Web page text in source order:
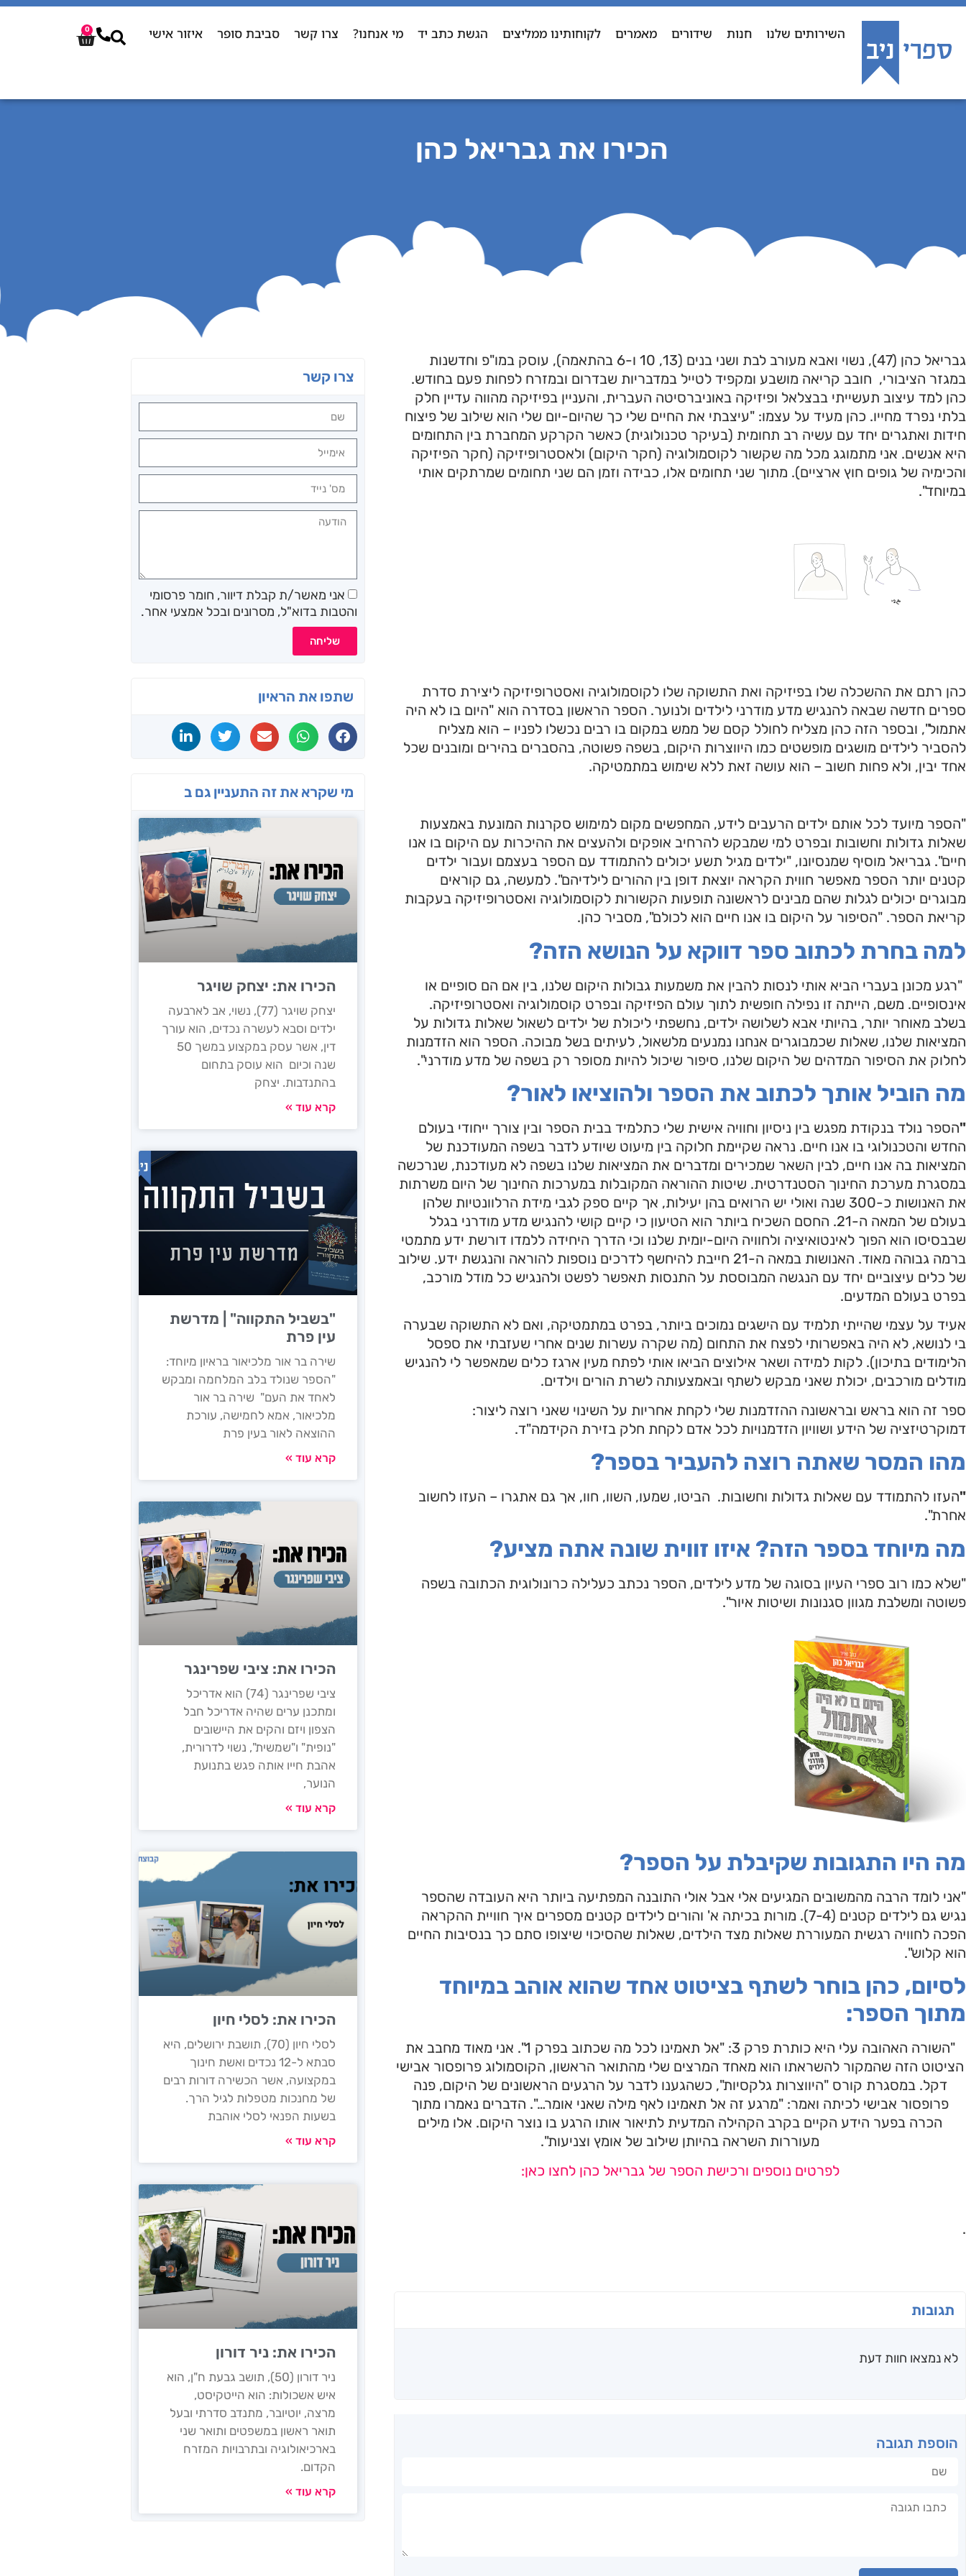
השירותים שלנו חנות שידורים מאמרים לקוחותינו ממליצים הגשת כתב יד מי אנחנו? צרו קשר סביבת סופר איזור אישי 0
הכירו את גבריאל כהן
גבריאל כהן (47), נשוי ואבא מעורב לבת ושני בנים (13, 10 ו-6 בהתאמה), עוסק במו"פ וחדשנות
במגזר הציבורי, חובב קריאה מושבע ומקפיד לטייל במדבריות שבדרום ובמזרח לפחות פעם בחודש.
כהן למד עיצוב תעשייתי בבצלאל ופיזיקה באוניברסיטה העברית, והעניין בפיזיקה מהווה עדיין חלק
בלתי נפרד מחייו. כהן מעיד על עצמו: "עיצבתי את החיים שלי כך שהיום-יום שלי הוא שילוב של פיצוח
חידות ואתגרים יחד עם עשיה רב תחומית (בעיקר טכנולוגית) כאשר הקרקע המחברת בין התחומים
היא אנשים. אני מתמוגג מכל מה שקשור לקוסמולוגיה (חקר היקום) ולאסטרופיזיקה (חקר הפיזיקה
והכימיה של גופים חוץ ארציים). מתוך שני תחומים אלו, כבידה וזמן הם שני תחומים שמרתקים אותי
במיוחד".
כהן רתם את ההשכלה שלו בפיזיקה ואת התשוקה שלו לקוסמולוגיה ואסטרופיזיקה ליצירת סדרת
ספרים חדשה שבאה להנגיש מדע מודרני לילדים ולנוער. הספר הראשון בסדרה הוא "היום בו לא היה
אתמול", ובספר הזה כהן מצליח לחולל קסם של ממש במקום בו רבים נכשלו לפניו – הוא מצליח
להסביר לילדים מושגים מופשטים כמו היווצרות היקום, בשפה פשוטה, בהסברים בהירים ומובנים שכל
אחד יבין, ולא פחות חשוב – הוא עושה זאת ללא שימוש במתמטיקה.
"הספר מיועד לכל אותם ילדים הרעבים לידע, המחפשים מקום למימוש סקרנות המונעת באמצעות
שאלות גדולות וחשובות ובפרט למי שמבקש להרחיב אופקים ולהעצים את ההיכרות עם היקום בו אנו
חיים". גבריאל מוסיף שמנסיונו, "ילדים מגיל תשע יכולים להתמודד עם הספר בעצמם ועבור ילדים
קטנים יותר הספר מאפשר חווית הקראה יוצאת דופן בין ההורים לילדיהם". למעשה, גם קוראים
מבוגרים יכולים לגלות שהם מבינים לראשונה תופעות הקשורות לקוסמולוגיה ואסטרופיזיקה בעקבות
קריאת הספר. "הסיפור על היקום בו אנו חיים הוא לכולם", מסביר כהן.
למה בחרת לכתוב ספר דווקא על הנושא הזה?
"רגע מכונן בעברי הביא אותי לנסות להבין את משמעות גבולות היקום שלנו, בין אם הם סופיים או
אינסופיים. משם, הייתה זו נפילה חופשית לתוך עולם הפיזיקה ובפרט קוסמולוגיה ואסטרופיזיקה.
בשלב מאוחר יותר, בהיותי אבא לשלושה ילדים, נחשפתי ליכולת של ילדים לשאול שאלות גדולות על
המציאות שלנו, שאלות שכמבוגרים אנחנו נמנעים מלשאול, לעיתים בשל מבוכה. הספר הוא הזדמנות
לחלוק את הסיפור המדהים של היקום שלנו, סיפור שיכול להיות מסופר רק בשפה של מדע מודרני".
מה הוביל אותך לכתוב את הספר ולהוציאו לאור?
"הספר נולד בנקודת מפגש בין ניסיון וחוויה אישית שלי כתלמיד בבית הספר ובין צורך ייחודי בעולם
החדש והטכנולוגי בו אנו חיים. נראה שקיימת חלוקה בין מיעוט שיודע לדבר בשפה המעודכנת של
המציאות בה אנו חיים, לבין השאר שמכירים ומדברים את המציאות שלנו בשפה לא מעודכנת, שנרכשה
במסגרת מערכת החינוך הסטנדרטית. שיטות ההוראה המקובלות במערכות החינוך של היום משרתות
את האנושות כ-300 שנה ואולי יש הרואים בהן יעילות, אך קיים ספק לגבי מידת הרלוונטיות שלהן
בעולם של המאה ה-21. החסם השכיח ביותר הוא הטיעון כי קיים קושי להנגיש מדע מודרני בגלל
שבבסיסו הוא הפוך לאינטואיציה ולחוויה היום-יומית שלנו וכי הדרך היחידה ללמדו דורשת ידע מתמטי
ברמה גבוהה מאוד. האנושות במאה ה-21 חייבת להיחשף לדרכים נוספות להוראה והנגשת ידע. שילוב
של כלים עיצוביים יחד עם הנגשה המבוססת על התנסות תאפשר לפשט ולהנגיש כל מודל מורכב,
בפרט בעולם המדעים.
אעיד על עצמי שהייתי תלמיד עם הישגים נמוכים ביותר, בפרט במתמטיקה, ואם לא התשוקה שבערה
בי לנושא, לא היה באפשרותי לפצח את התחום (מה שקרה עשרות שנים אחרי שעזבתי את ספסל
הלימודים בתיכון). לקות למידה ושאר אילוצים הביאו אותי לפתח מעין ארגז כלים שמאפשר לי להנגיש
מודלים מורכבים, יכולת שאני מבקש לשתף ובאמצעותה לשרת הורים וילדים.
ספר זה הוא בראש ובראשונה ההזדמנות שלי לקחת אחריות על השינוי שאני רוצה ליצור:
דמוקרטיזציה של הידע ושוויון הזדמנויות לכל אדם לקחת חלק בזירת הקידמה"ד.
מהו המסר שאתה רוצה להעביר בספר?
"העזו להתמודד עם שאלות גדולות וחשובות. הביטו, שמעו, השוו, חוו, אך גם אתגרו – העזו לחשוב
אחרת".
מה מיוחד בספר הזה? איזו זווית שונה אתה מציע?
"שלא כמו רוב ספרי העיון בסוגה של מדע לילדים, הספר נכתב כעלילה כרונולוגית הכתובה בשפה
פשוטה ומשלבת מגוון סגנונות ושיטות איור".
מה היו התגובות שקיבלת על הספר?
"אני לומד הרבה מהמשובים המגיעים אלי אבל אולי התובנה המפתיעה ביותר היא העובדה שהספר
נגיש גם לילדים קטנים (7-4). מורות בכיתה א' והורים לילדים קטנים מספרים איך חוויית ההקראה
הפכה לחוויה רגשית המעוררת שאלות מצד הילדים, שאלות שהסיכוי שיצופו סתם כך בנסיבות החיים
הוא קלוש".
לסיום, כהן בוחר לשתף בציטוט אחד שהוא אוהב במיוחד
מתוך הספר:
"השורה האהובה עלי היא כותרת פרק 3: "אל תאמינו לכל מה שכתוב בפרק 1". אני מאוד מחבב את
הציטוט הזה שהמקור להשראתו הוא מאחד המרצים שלי מהתואר הראשון, הקוסמולוג פרופסור אבישי
דקל. במסגרת קורס "היווצרות גלקסיות", כשהגענו לדבר על הרגעים הראשונים של היקום, פנה
פרופסור אבישי לכיתה ואמר: "מרגע זה אל תאמינו לאף מילה שאני אומר…". הדברים נאמרו מתוך
הכרה בפער הידע הקיים בקרב הקהילה המדעית לתיאור אותו הרגע בו נוצר היקום. אלו מילים
מעוררות השראה בהיותן שילוב של אומץ וצניעות".
לפרטים נוספים ורכישת הספר של גבריאל כהן לחצו כאן:
.
תגובות
לא נמצאו חוות דעת
הוספת תגובה
צרו קשר
אני מאשר/ת קבלת דיוור, חומר פרסומי
והטבות בדוא"ל, מסרונים ובכל אמצעי אחר.
שליחה
שתפו את הראיון
מי שקרא את זה התעניין גם ב
הכירו את: יצחק שויגר
יצחק שויגר (77), נשוי, אב לארבעה
ילדים וסבא לעשרה נכדים, הוא עורך
דין, אשר עסק במקצוע במשך 50
שנה וכיום הוא עוסק בתחום
בהתנדבות. יצחק
קרא עוד »
"בשביל התקווה" | מדרשת
עין פרת
שירה בר אור מלכיאור בראיון מיוחד:
"הספר שנולד בלב המלחמה ומבקש
לאחד את העם" שירה בר אור
מלכיאור, אמא לחמישה, עורכת
ההוצאה לאור בעין פרת
קרא עוד »
הכירו את: ציבי שפרינגר
ציבי שפרינגר (74) הוא אדריכל
ומתכנן ערים שהיה אדריכל חבל
הצפון ויזם והקים את היישובים
"נופית" ו"שמשית", נשוי לדרורית,
אהבת חייו אותה פגש בתנועת
הנוער,
קרא עוד »
הכירו את: לסלי חיון
לסלי חיון (70), תושבת ירושלים, היא
סבתא ל-12 נכדים ואשת חינוך
במקצועה, אשר הכשירה דורות רבים
של מחנכות מטפלות לגיל הרך.
בשעות הפנאי לסלי אוהבת
קרא עוד »
הכירו את: ניר דורון
ניר דורון (50), תושב גבעת ח"ן, הוא
איש אשכולות: הוא הייטקיסט,
מרצה, יוטיובר, מתנדב סדרתי ובעל
תואר ראשון במשפטים ותואר שני
בארכיאולוגיה ובתרבויות המזרח
הקדום.
קרא עוד »